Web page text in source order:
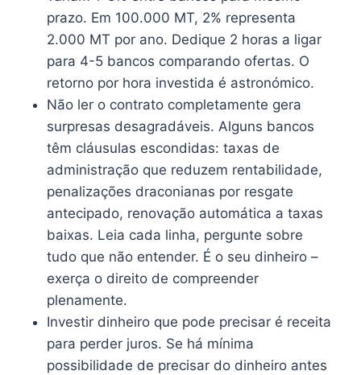
prazo. Em 100.000 MT, 2% representa
2.000 MT por ano. Dedique 2 horas a ligar
para 4-5 bancos comparando ofertas. O
retorno por hora investida é astronómico.
Não ler o contrato completamente gera
surpresas desagradáveis. Alguns bancos
têm cláusulas escondidas: taxas de
administração que reduzem rentabilidade,
penalizações draconianas por resgate
antecipado, renovação automática a taxas
baixas. Leia cada linha, pergunte sobre
tudo que não entender. É o seu dinheiro –
exerça o direito de compreender
plenamente.
Investir dinheiro que pode precisar é receita
para perder juros. Se há mínima
possibilidade de precisar do dinheiro antes